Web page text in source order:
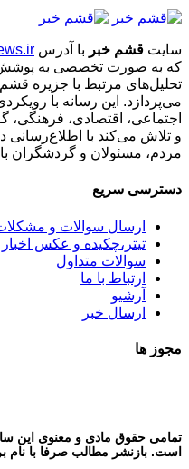
سایت قشم خبر با آدرس
که به صورت تخصصی به پوشش
تحلیل‌های مرتبط با جزیره
می‌پردازد. این رسانه با
اجتماعی، اقتصادی،
و تلاش می‌کند با اطلاع‌رسانی
مردم، مسئولان و گردشگران
دسترسی سریع
ارسال سوالات و
تیتر،چکیده و عکس اخبار
سوالات متداول
ارتباط با ما
آرشیو
ارسال خبر
مجوز ها
تمامی حقوق مادی و معنوی این
است. بازنشر مطالب صرفا با